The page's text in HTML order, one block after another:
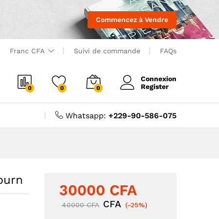
Commencez à Vendre
Franc CFA Suivi de commande FAQs
0 0 0
Connexion
Register
Whatsapp: +229-90-586-075
30000 CFA
40000CFA CFA (-25%)